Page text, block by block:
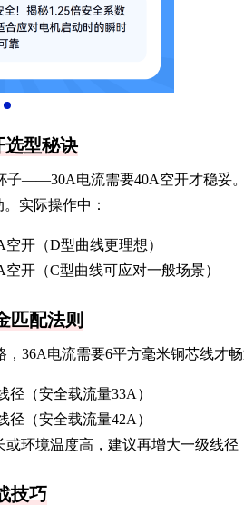
选型秘诀
子——30A电流需要40A空开才稳妥
实际操作中：
开（D型曲线更理想）
开（C型曲线可应对一般场景）
匹配法则
36A电流需要6平方毫米铜芯线才
径（安全载流量33A）
径（安全载流量42A）
或环境温度高，建议再增大一级线径
技巧